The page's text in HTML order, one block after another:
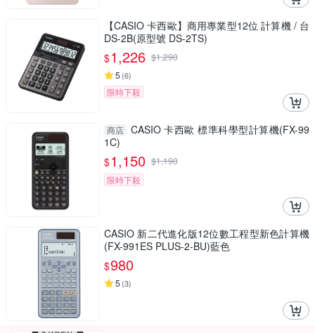
【CASIO 卡西歐】商用專業型12位 計算機 / 台
DS-2B(原型號 DS-2TS)
$1,226 $1,290
5 (6)
限時下殺
商店 CASIO 卡西歐 標準科學型計算機(FX-99
1C)
$1,150 $1,190
限時下殺
CASIO 新二代進化版12位數工程型新色計算機
(FX-991ES PLUS-2-BU)藍色
$980
5 (3)